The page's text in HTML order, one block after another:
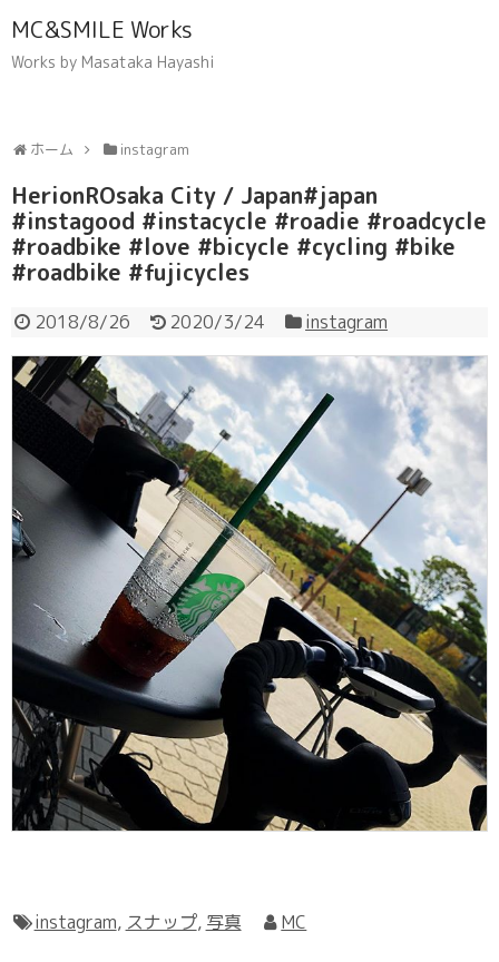
MC&SMILE Works
Works by Masataka Hayashi
ホーム instagram
HerionROsaka City / Japan#japan
#instagood #instacycle #roadie #roadcycle
#roadbike #love #bicycle #cycling #bike
#roadbike #fujicycles
2018/8/26 2020/3/24 instagram
instagram, スナップ, 写真 MC